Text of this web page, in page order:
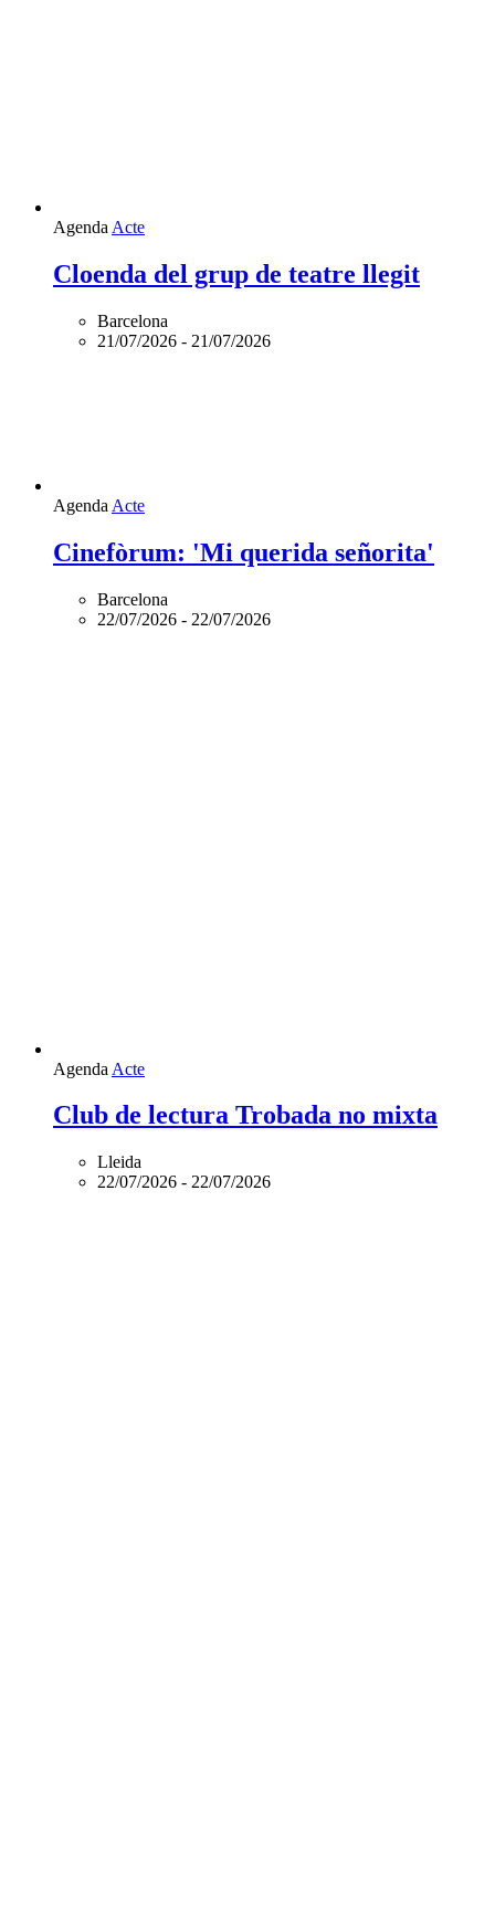
Agenda Acte
Cloenda del grup de teatre llegit
Barcelona
21/07/2026 - 21/07/2026
Agenda Acte
Cinefòrum: 'Mi querida señorita'
Barcelona
22/07/2026 - 22/07/2026
Agenda Acte
Club de lectura Trobada no mixta
Lleida
22/07/2026 - 22/07/2026